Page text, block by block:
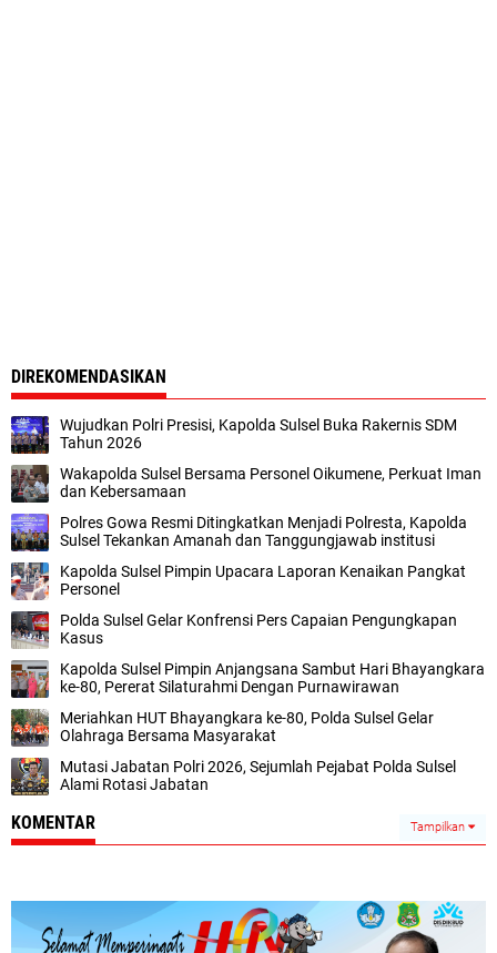
DIREKOMENDASIKAN
Wujudkan Polri Presisi, Kapolda Sulsel Buka Rakernis SDM
Tahun 2026
Wakapolda Sulsel Bersama Personel Oikumene, Perkuat Iman
dan Kebersamaan
Polres Gowa Resmi Ditingkatkan Menjadi Polresta, Kapolda
Sulsel Tekankan Amanah dan Tanggungjawab institusi
Kapolda Sulsel Pimpin Upacara Laporan Kenaikan Pangkat
Personel
Polda Sulsel Gelar Konfrensi Pers Capaian Pengungkapan
Kasus
Kapolda Sulsel Pimpin Anjangsana Sambut Hari Bhayangkara
ke-80, Pererat Silaturahmi Dengan Purnawirawan
Meriahkan HUT Bhayangkara ke-80, Polda Sulsel Gelar
Olahraga Bersama Masyarakat
Mutasi Jabatan Polri 2026, Sejumlah Pejabat Polda Sulsel
Alami Rotasi Jabatan
KOMENTAR Tampilkan